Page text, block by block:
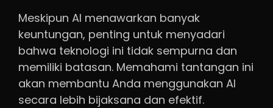
Meskipun AI menawarkan banyak
keuntungan, penting untuk menyadari
bahwa teknologi ini tidak sempurna dan
memiliki batasan. Memahami tantangan ini
akan membantu Anda menggunakan AI
secara lebih bijaksana dan efektif.